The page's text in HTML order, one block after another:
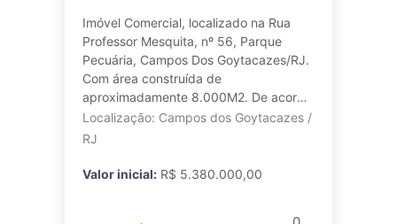
Imóvel Comercial, localizado na Rua
Professor Mesquita, nº 56, Parque
Pecuária, Campos Dos Goytacazes/RJ.
Com área construída de
aproximadamente 8.000M2. De acordo
com Laudo de Reavaliação: Imóvel
localizado na Rua P
Localização: Campos dos Goytacazes /
RJ
Valor inicial: R$ 5.380.000,00